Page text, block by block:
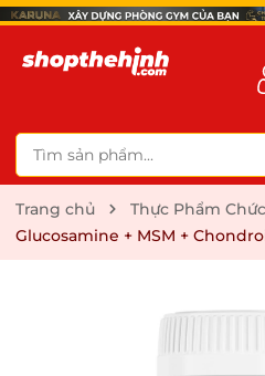
Trang chủ Thực Phẩm
Glucosamine + MSM +